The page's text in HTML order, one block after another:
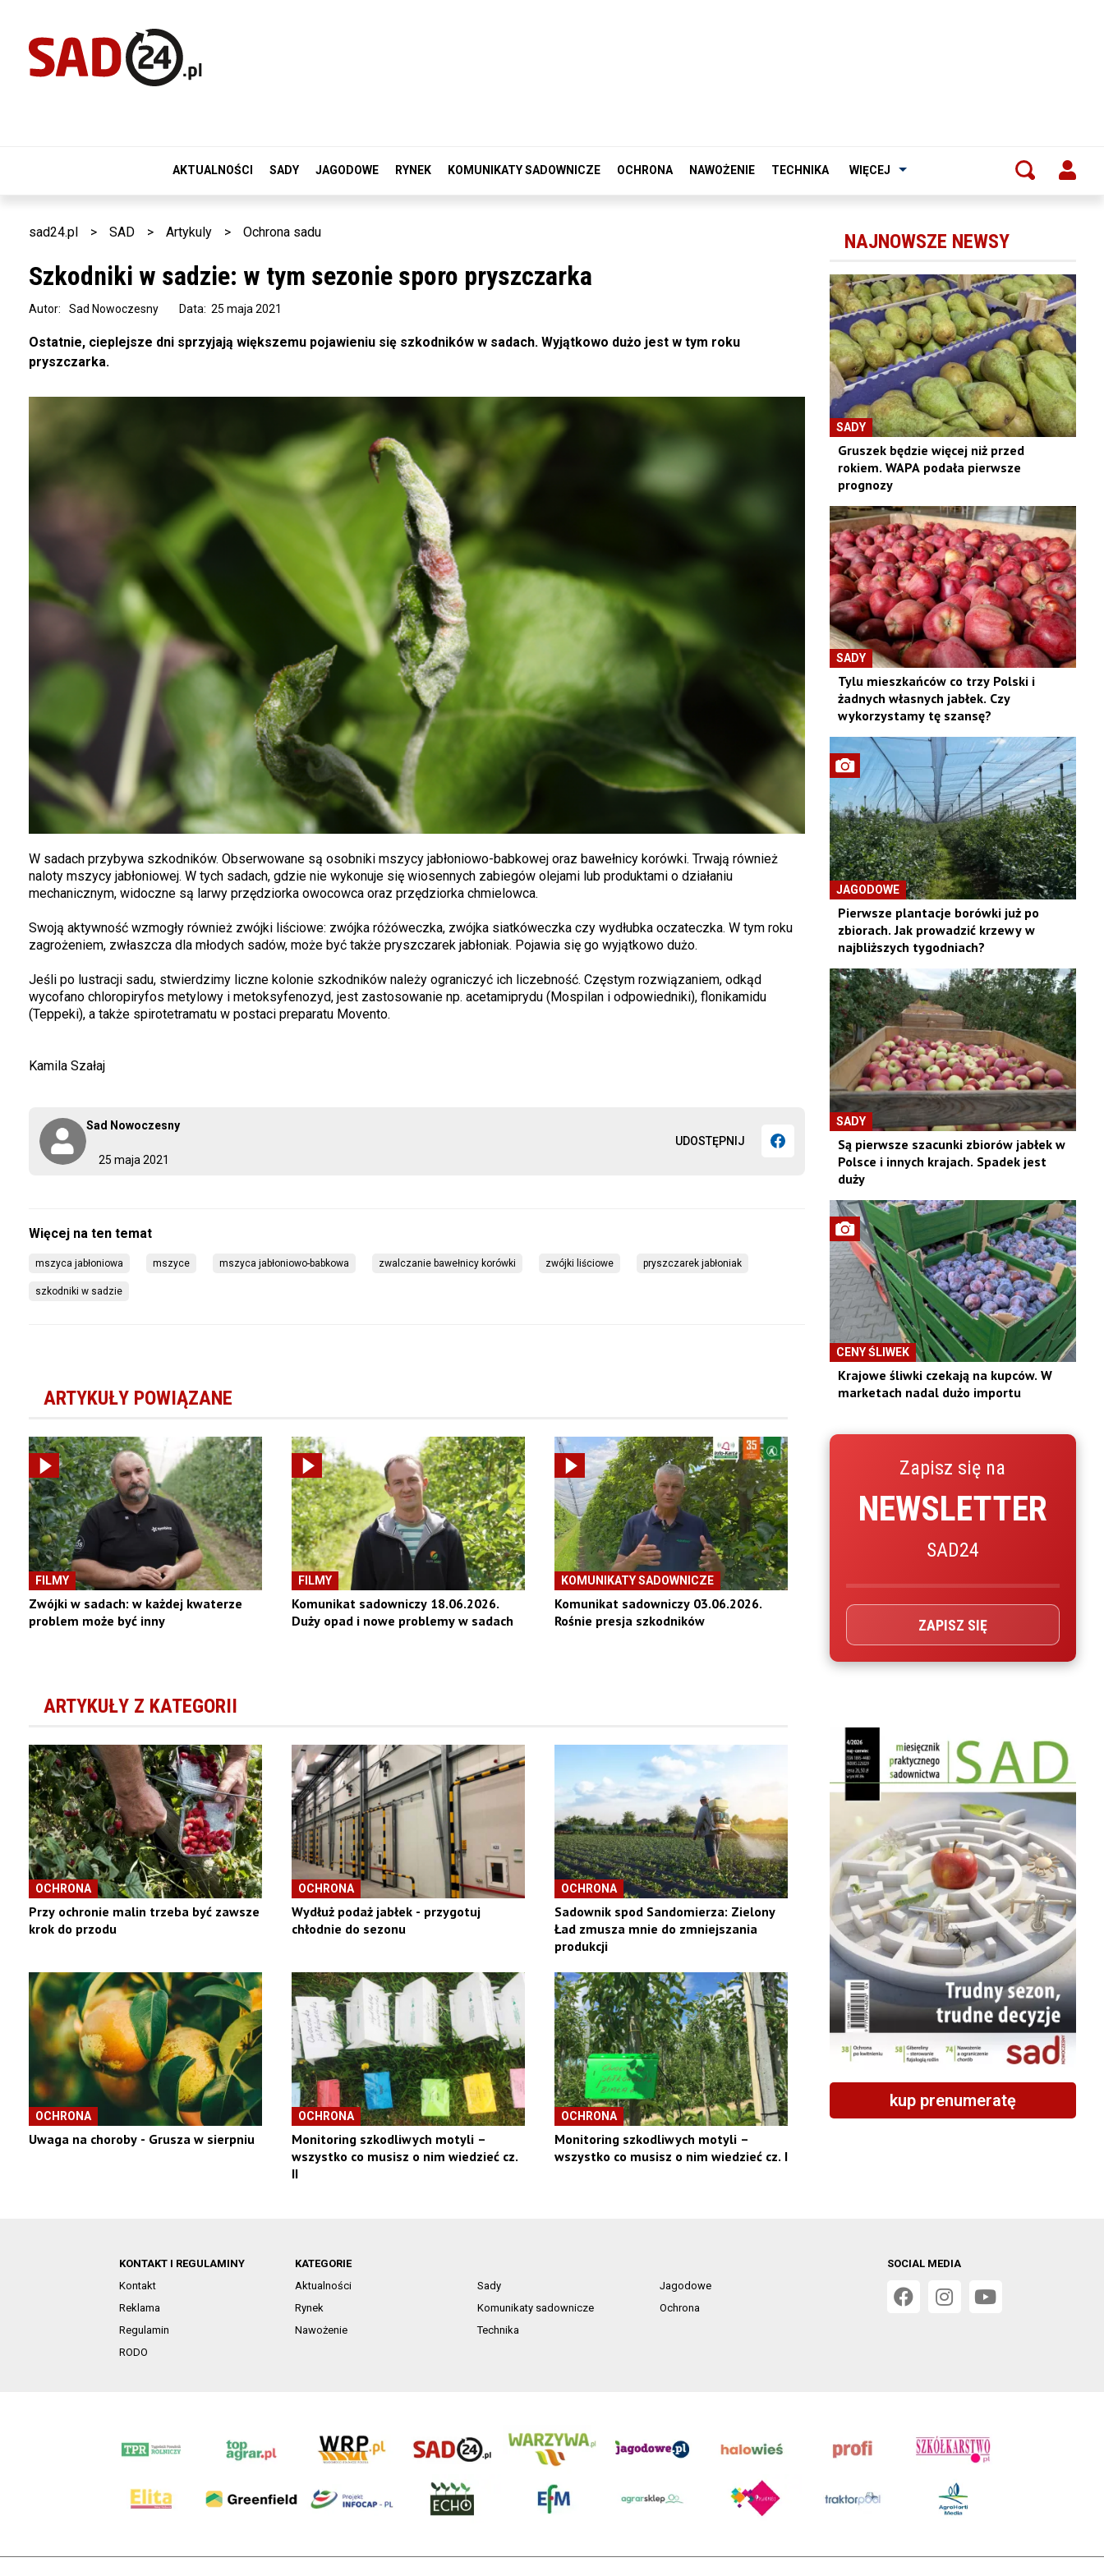
AKTUALNOŚCI SADY JAGODOWE RYNEK KOMUNIKATY SADOWNICZE OCHRONA NAWOŻENIE TECHNIKA WIĘCEJ
sad24.pl > SAD > Artykuly > Ochrona sadu
Szkodniki w sadzie: w tym sezonie sporo pryszczarka
Data: 25 maja 2021
Autor: Sad Nowoczesny
25 maja 2021
Sad Nowoczesny
UDOSTĘPNIJ
Ostatnie, cieplejsze dni sprzyjają większemu pojawieniu się szkodników w sadach. Wyjątkowo dużo jest w tym roku
pryszczarka.
W sadach przybywa szkodników. Obserwowane są osobniki mszycy jabłoniowo-babkowej oraz bawełnicy korówki. Trwają również
naloty mszycy jabłoniowej. W tych sadach, gdzie nie wykonuje się wiosennych zabiegów olejami lub produktami o działaniu
mechanicznym, widoczne są larwy przędziorka owocowca oraz przędziorka chmielowca.
Swoją aktywność wzmogły również zwójki liściowe: zwójka różóweczka, zwójka siatkóweczka czy wydłubka oczateczka. W tym roku
zagrożeniem, zwłaszcza dla młodych sadów, może być także pryszczarek jabłoniak. Pojawia się go wyjątkowo dużo.
Jeśli po lustracji sadu, stwierdzimy liczne kolonie szkodników należy ograniczyć ich liczebność. Częstym rozwiązaniem, odkąd
wycofano chloropiryfos metylowy i metoksyfenozyd, jest zastosowanie np. acetamiprydu (Mospilan i odpowiedniki), flonikamidu
(Teppeki), a także spirotetramatu w postaci preparatu Movento.
Kamila Szałaj
mszyca jabłoniowa mszyce mszyca jabłoniowo-babkowa zwalczanie bawełnicy korówki zwójki liściowe pryszczarek jabłoniak
szkodniki w sadzie
ARTYKUŁY POWIĄZANE
FILMY
Zwójki w sadach: w każdej kwaterze
problem może być inny
FILMY
Komunikat sadowniczy 18.06.2026.
Duży opad i nowe problemy w sadach
KOMUNIKATY SADOWNICZE
Komunikat sadowniczy 03.06.2026.
Rośnie presja szkodników
ARTYKUŁY Z KATEGORII
OCHRONA
Przy ochronie malin trzeba być zawsze
krok do przodu
OCHRONA
Wydłuż podaż jabłek - przygotuj
chłodnie do sezonu
OCHRONA
Sadownik spod Sandomierza: Zielony
Ład zmusza mnie do zmniejszania
produkcji
OCHRONA
Uwaga na choroby - Grusza w sierpniu
OCHRONA
Monitoring szkodliwych motyli –
wszystko co musisz o nim wiedzieć cz.
II
OCHRONA
Monitoring szkodliwych motyli –
wszystko co musisz o nim wiedzieć cz. I
NAJNOWSZE NEWSY
SADY
Gruszek będzie więcej niż przed
rokiem. WAPA podała pierwsze
prognozy
SADY
Tylu mieszkańców co trzy Polski i
żadnych własnych jabłek. Czy
wykorzystamy tę szansę?
JAGODOWE
Pierwsze plantacje borówki już po
zbiorach. Jak prowadzić krzewy w
najbliższych tygodniach?
SADY
Są pierwsze szacunki zbiorów jabłek w
Polsce i innych krajach. Spadek jest
duży
CENY ŚLIWEK
Krajowe śliwki czekają na kupców. W
marketach nadal dużo importu
Zapisz się na
NEWSLETTER
SAD24
ZAPISZ SIĘ
kup prenumeratę
KONTAKT I REGULAMINY
Kontakt
Reklama
Regulamin
RODO
KATEGORIE
Aktualności
Sady
Jagodowe
Rynek
Komunikaty sadownicze
Ochrona
Nawożenie
Technika
SOCIAL MEDIA